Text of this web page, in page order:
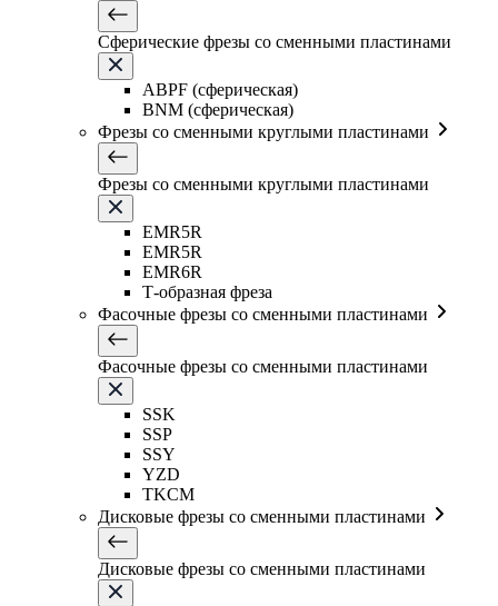
Сферические фрезы со сменными пластинами
ABPF (сферическая)
BNM (сферическая)
Фрезы со сменными круглыми пластинами
Фрезы со сменными круглыми пластинами
EMR5R
EMR5R
EMR6R
Т-образная фреза
Фасочные фрезы со сменными пластинами
Фасочные фрезы со сменными пластинами
SSK
SSP
SSY
YZD
TKCM
Дисковые фрезы со сменными пластинами
Дисковые фрезы со сменными пластинами